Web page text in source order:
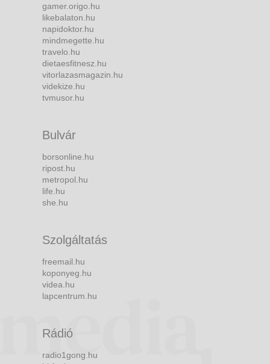
gamer.origo.hu
likebalaton.hu
napidoktor.hu
mindmegette.hu
travelo.hu
dietaesfitnesz.hu
vitorlazasmagazin.hu
videkize.hu
tvmusor.hu
Bulvár
borsonline.hu
ripost.hu
metropol.hu
life.hu
she.hu
Szolgáltatás
freemail.hu
koponyeg.hu
videa.hu
lapcentrum.hu
Rádió
radio1gong.hu